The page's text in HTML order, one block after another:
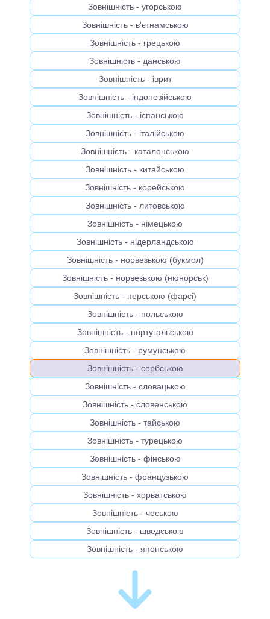
Зовнішність - угорською
Зовнішність - в'єтнамською
Зовнішність - грецькою
Зовнішність - данською
Зовнішність - іврит
Зовнішність - індонезійською
Зовнішність - іспанською
Зовнішність - італійською
Зовнішність - каталонською
Зовнішність - китайською
Зовнішність - корейською
Зовнішність - литовською
Зовнішність - німецькою
Зовнішність - нідерландською
Зовнішність - норвезькою (букмол)
Зовнішність - норвезькою (нюнорськ)
Зовнішність - перською (фарсі)
Зовнішність - польською
Зовнішність - португальською
Зовнішність - румунською
Зовнішність - сербською
Зовнішність - словацькою
Зовнішність - словенською
Зовнішність - тайською
Зовнішність - турецькою
Зовнішність - фінською
Зовнішність - французькою
Зовнішність - хорватською
Зовнішність - чеською
Зовнішність - шведською
Зовнішність - японською